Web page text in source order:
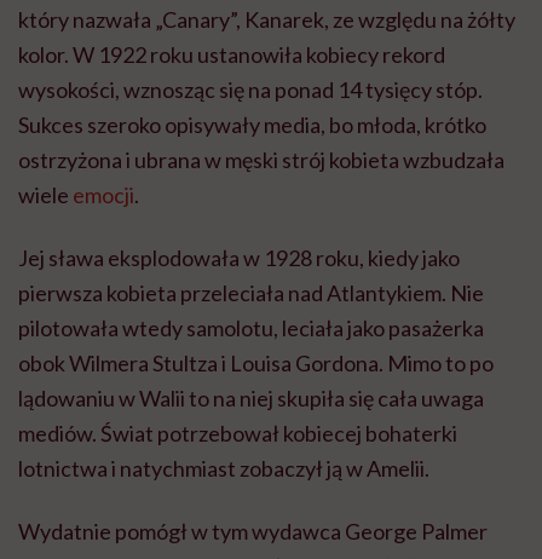
który nazwała „Canary”, Kanarek, ze względu na żółty
kolor. W 1922 roku ustanowiła kobiecy rekord
wysokości, wznosząc się na ponad 14 tysięcy stóp.
Sukces szeroko opisywały media, bo młoda, krótko
ostrzyżona i ubrana w męski strój kobieta wzbudzała
wiele emocji.
Jej sława eksplodowała w 1928 roku, kiedy jako
pierwsza kobieta przeleciała nad Atlantykiem. Nie
pilotowała wtedy samolotu, leciała jako pasażerka
obok Wilmera Stultza i Louisa Gordona. Mimo to po
lądowaniu w Walii to na niej skupiła się cała uwaga
mediów. Świat potrzebował kobiecej bohaterki
lotnictwa i natychmiast zobaczył ją w Amelii.
Wydatnie pomógł w tym wydawca George Palmer